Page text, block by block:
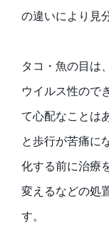
の違いにより見
タコ・魚の目は
ウイルス性ので
て心配なことは
と歩行が苦痛に
化する前に治療
変えるなどの処
す。